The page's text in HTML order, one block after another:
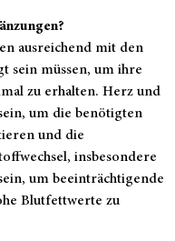
ausreichend mit den
sein müssen, um ihre
zu erhalten. Herz und
um die benötigten
und die
insbesondere
um beeinträchtigende
Blutfettwerte zu